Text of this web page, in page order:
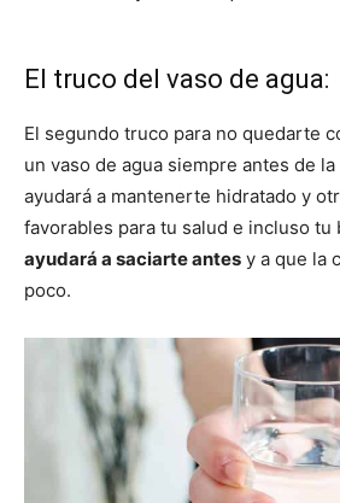
El truco del vaso de agua:
El segundo truco para no quedarte
un vaso de agua siempre antes de
ayudará a mantenerte hidratado y
favorables para tu salud e incluso tu
ayudará a saciarte antes y a que la
poco.